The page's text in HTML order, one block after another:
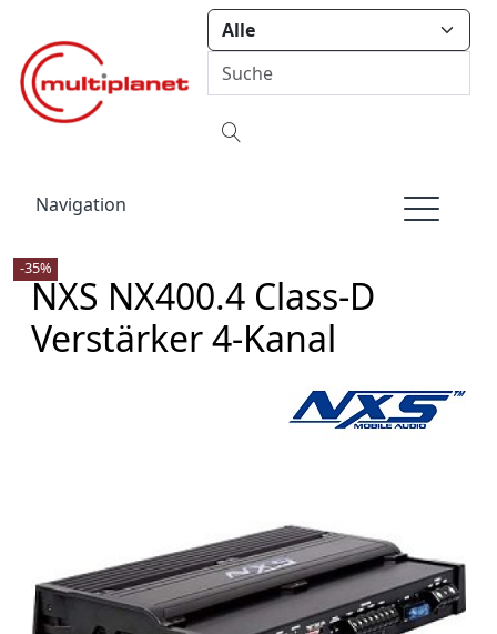
Navigation
NXS NX400.4 Class-D
Verstärker 4-Kanal
-35%